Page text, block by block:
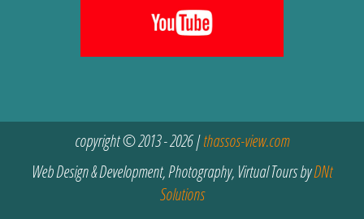
copyright © 2013 - 2026 |thassos-view.com
Web Design & Development, Photography, Virtual Tours byDNt
Solutions